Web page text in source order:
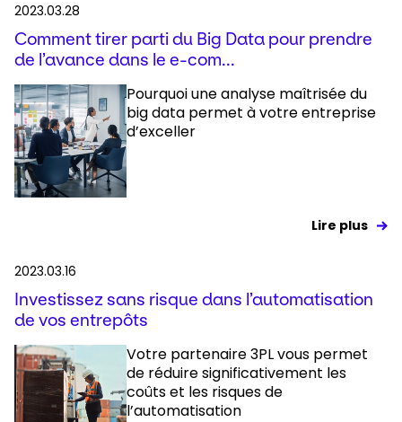
2023.03.28
Comment tirer parti du Big Data pour prendre
de l’avance dans le e-com...
Pourquoi une analyse maîtrisée du
big data permet à votre entreprise
d’exceller
Lire plus
2023.03.16
Investissez sans risque dans l’automatisation
de vos entrepôts
Votre partenaire 3PL vous permet
de réduire significativement les
coûts et les risques de
l’automatisation